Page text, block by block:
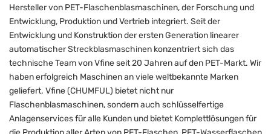
Hersteller von PET-Flaschenblasmaschinen, der Forschung und
Entwicklung, Produktion und Vertrieb integriert. Seit der
Entwicklung und Konstruktion der ersten Generation linearer
automatischer Streckblasmaschinen konzentriert sich das
technische Team von Vfine seit 20 Jahren auf den PET-Markt. Wir
haben erfolgreich Maschinen an viele weltbekannte Marken
geliefert. Vfine (CHUMFUL) bietet nicht nur
Flaschenblasmaschinen, sondern auch schlüsselfertige
Anlagenservices für alle Kunden und bietet Komplettlösungen für